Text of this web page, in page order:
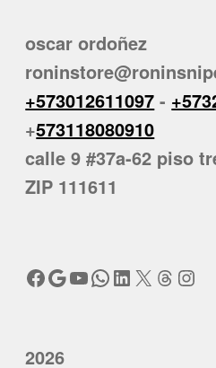
oscar ordoñez
+573012611097 -
+573118080910
calle 9 #37a-62 piso
ZIP 111611
Facebook
Google
YouTube
WhatsApp
LinkedIn
X
2026